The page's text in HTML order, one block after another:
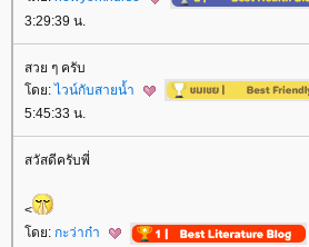
3:29:39 น.
สวย ๆ ครับ
ดย:ไวน์กับสายน้ำ
5:45:33 น.
สวัสดีครับพี่
<
ดย: กะว่าก๋า